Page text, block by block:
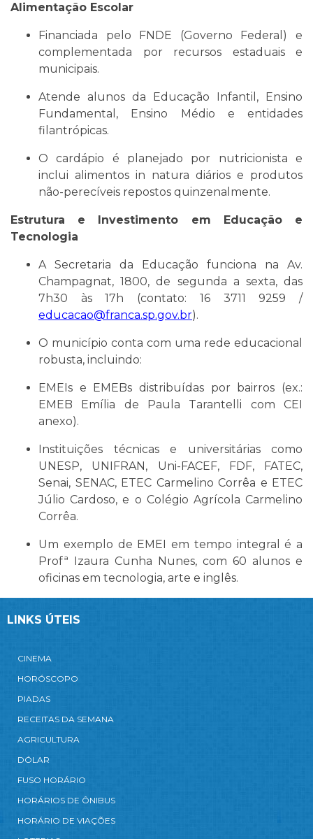
Alimentação Escolar
Financiada pelo FNDE (Governo Federal) e
complementada por recursos estaduais e
municipais.
Atende alunos da Educação Infantil, Ensino
Fundamental, Ensino Médio e entidades
filantrópicas.
O cardápio é planejado por nutricionista e
inclui alimentos in natura diários e produtos
não-perecíveis repostos quinzenalmente.
Estrutura e Investimento em Educação e
Tecnologia
A Secretaria da Educação funciona na Av.
Champagnat, 1800, de segunda a sexta, das
7h30 às 17h (contato: 16 3711 9259 /
educacao@franca.sp.gov.br).
O município conta com uma rede educacional
robusta, incluindo:
EMEIs e EMEBs distribuídas por bairros (ex.:
EMEB Emília de Paula Tarantelli com CEI
anexo).
Instituições técnicas e universitárias como
UNESP, UNIFRAN, Uni-FACEF, FDF, FATEC,
Senai, SENAC, ETEC Carmelino Corrêa e ETEC
Júlio Cardoso, e o Colégio Agrícola Carmelino
Corrêa.
Um exemplo de EMEI em tempo integral é a
Profª Izaura Cunha Nunes, com 60 alunos e
oficinas em tecnologia, arte e inglês.
LINKS ÚTEIS
CINEMA
HORÓSCOPO
PIADAS
RECEITAS DA SEMANA
AGRICULTURA
DÓLAR
FUSO HORÁRIO
HORÁRIOS DE ÔNIBUS
HORÁRIO DE VIAÇÕES